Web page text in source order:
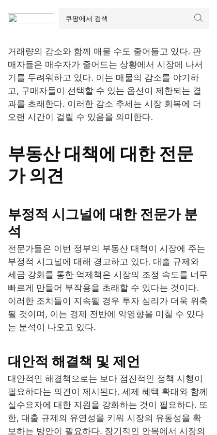
거래량의 감소와 함께 매물 수도 줄어들고 있다. 판
매자들은 매수자가 줄어드는 상황에서 시장에 나서
기를 두려워하고 있다. 이는 매물의 감소를 야기하
고, 구매자들이 선택할 수 있는 옵션이 제한되는 결
과를 초래한다. 이러한 감소 추세는 시장 회복에 더
오랜 시간이 걸릴 수 있음을 의미한다.
부동산 대책에 대한 전문
가 의견
부정적 시그널에 대한 전문가 분
석
전문가들은 이번 정부의 부동산 대책이 시장에 주는
부정적 시그널에 대해 경고하고 있다. 대출 규제와
세금 강화를 통한 억제책은 시장의 조정 속도를 너무
빠르게 만들어 부작용을 초래할 수 있다는 것이다.
이러한 조치들이 지속될 경우 투자 심리가 더욱 위축
될 것이며, 이는 경제 전반에 악영향을 미칠 수 있다
는 분석이 나오고 있다.
대안적 해결책 및 제언
대안적인 해결책으로는 보다 점진적인 정책 시행이
필요하다는 의견이 제시된다. 세제 혜택 확대와 함께
실수요자에 대한 지원을 강화하는 것이 필요하다. 또
한, 대출 규제의 유연성을 키워 시장의 유동성을 확
보하는 방안이 필요하다. 장기적인 안목에서 시장의